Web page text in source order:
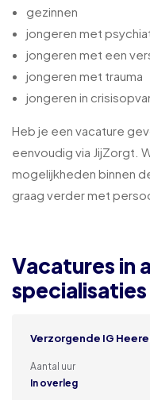
gezinnen
jongeren met
jongeren met een
jongeren met trauma
jongeren in
Heb je een vacature
eenvoudig via JijZorgt.
mogelijkheden binnen
graag verder met
Vacatures in
specialisaties
Verzorgende IG
Aantal uur
In overleg